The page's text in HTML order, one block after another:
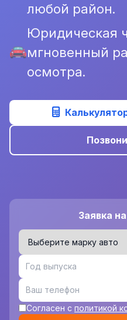
любой район.
Юридическая
мгновенный
осмотра.
Заявка
Согласен с политикой